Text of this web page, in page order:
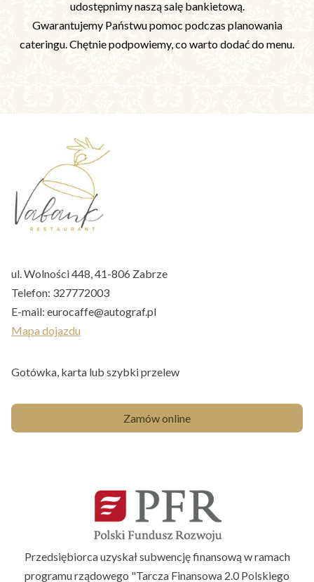
udostępnimy naszą salę bankietową.
Gwarantujemy Państwu pomoc podczas planowania
cateringu. Chętnie podpowiemy, co warto dodać do menu.
ul. Wolności 448, 41-806 Zabrze
Telefon: 327772003
E-mail: eurocaffe@autograf.pl
Mapa dojazdu
Gotówka, karta lub szybki przelew
Zamów online
Przedsiębiorca uzyskał subwencję finansową w ramach
programu rządowego "Tarcza Finansowa 2.0 Polskiego